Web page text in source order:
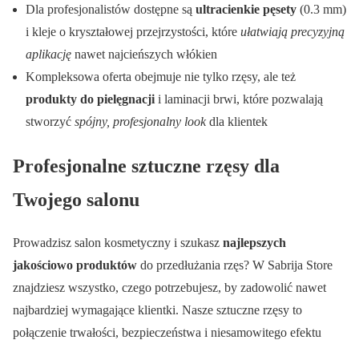
Dla profesjonalistów dostępne są ultracienkie pęsety (0.3 mm)
i kleje o kryształowej przejrzystości, które ułatwiają precyzyjną
aplikację nawet najcieńszych włókien
Kompleksowa oferta obejmuje nie tylko rzęsy, ale też
produkty do pielęgnacji i laminacji brwi, które pozwalają
stworzyć spójny, profesjonalny lookdla klientek
Profesjonalne sztuczne rzęsy dla
Twojego salonu
Prowadzisz salon kosmetyczny i szukasz najlepszych
jakościowo produktów do przedłużania rzęs? W Sabrija Store
znajdziesz wszystko, czego potrzebujesz, by zadowolić nawet
najbardziej wymagające klientki. Nasze sztuczne rzęsy to
połączenie trwałości, bezpieczeństwa i niesamowitego efektu